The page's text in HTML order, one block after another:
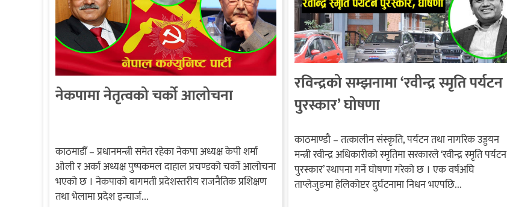
नेकपामा नेतृत्वको चर्को आलोचना
काठमाडौँ – प्रधानमन्त्री समेत रहेका नेकपा अध्यक्ष केपी शर्मा
ओली र अर्का अध्यक्ष पुष्पकमल दाहाल प्रचण्डको चर्को आलोचना
भएको छ । नेकपाको बागमती प्रदेशस्तरीय राजनैतिक प्रशिक्षण
तथा भेलामा प्रदेश इन्चार्ज...
रविन्द्रको सम्झनामा ‘रवीन्द्र स्मृति पर्यटन
पुरस्कार’ घोषणा
काठमाण्डौ – तत्कालीन संस्कृति, पर्यटन तथा नागरिक उड्डयन
मन्त्री रवीन्द्र अधिकारीको स्मृतिमा सरकारले ‘रवीन्द्र स्मृति पर्यटन
पुरस्कार’ स्थापना गर्ने घोषणा गरेको छ । एक वर्षअघि
ताप्लेजुङमा हेलिकोप्टर दुर्घटनामा निधन भएपछि...